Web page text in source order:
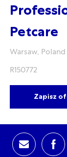
Petcare
Lokalizacja
Warsaw, Poland
R150772
Zapisz
Share via